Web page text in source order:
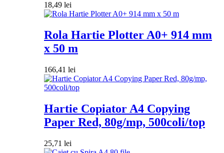
18,49 lei
Rola Hartie Plotter A0+ 914 mm
x 50 m
166,41 lei
Hartie Copiator A4 Copying
Paper Red, 80g/mp, 500coli/top
25,71 lei